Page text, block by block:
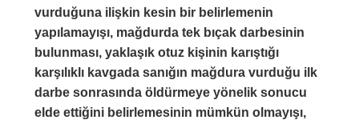
vurduğuna ilişkin kesin bir belirlemenin
yapılamayışı, mağdurda tek bıçak darbesinin
bulunması, yaklaşık otuz kişinin karıştığı
karşılıklı kavgada sanığın mağdura vurduğu ilk
darbe sonrasında öldürmeye yönelik sonucu
elde ettiğini belirlemesinin mümkün olmayışı,